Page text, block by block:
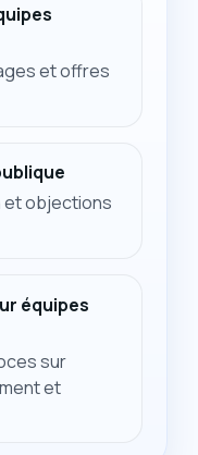
et offres
et objections
équipes
sur
et